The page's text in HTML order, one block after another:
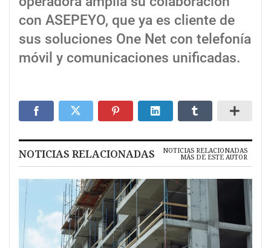
con ASEPEYO, que ya es cliente de
sus soluciones One Net con telefonía
móvil y comunicaciones unificadas.
NOTICIAS RELACIONADAS NOTICIAS RELACIONADAS
MÁS DE ESTE AUTOR